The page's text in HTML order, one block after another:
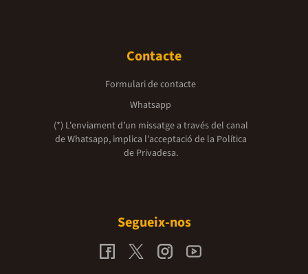
Contacte
Formulari de contacte
Whatsapp
(*) L'enviament d’un missatge a través del canal
de Whatsapp, implica l'acceptació de la Política
de Privadesa.
Segueix-nos